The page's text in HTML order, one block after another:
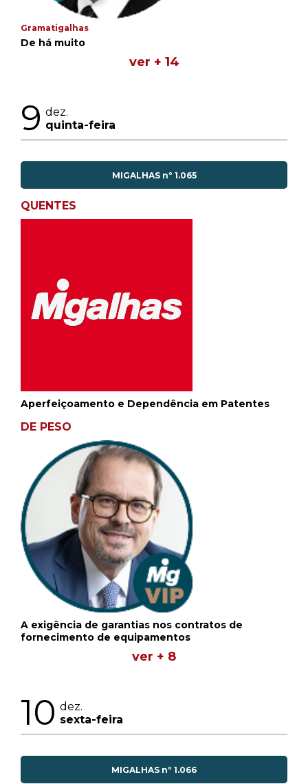
Gramatigalhas
De há muito
ver + 14
9 dez.
quinta-feira
MIGALHAS nº 1.065
QUENTES
Aperfeiçoamento e Dependência em Patentes
DE PESO
A exigência de garantias nos contratos de
fornecimento de equipamentos
ver + 8
10 dez.
sexta-feira
MIGALHAS nº 1.066